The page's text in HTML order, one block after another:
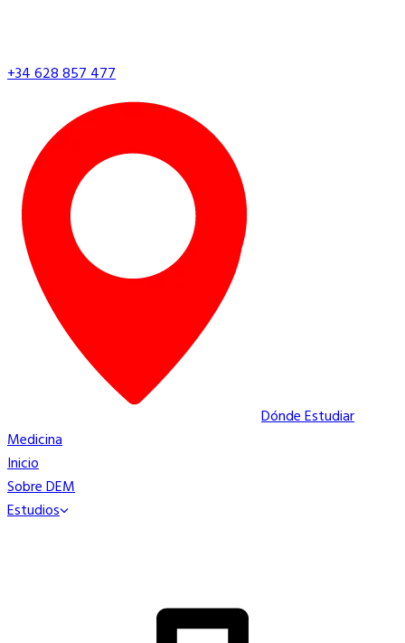
+34 628 857 477
Dónde Estudiar
Medicina
Inicio
Sobre DEM
Estudios